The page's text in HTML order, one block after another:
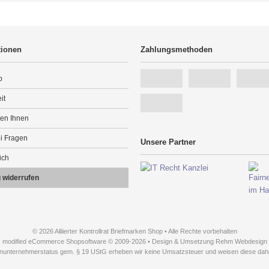
Ihnen
Fragen
widerrufen
Zahlungsmethoden
Unsere Partner
© 2026 Alliierter Kontrollrat Briefmarken Shop • Alle Rechte vorbehalten
modified eCommerce Shopsoftware © 2009-2026 • Design & Umsetzung Rehm Webdesign
gem. § 19 UStG erheben wir keine Umsatzsteuer und weisen diese